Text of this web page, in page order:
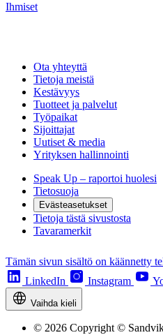
Ihmiset
Ota yhteyttä
Tietoja meistä
Kestävyys
Tuotteet ja palvelut
Työpaikat
Sijoittajat
Uutiset & media
Yrityksen hallinnointi
Speak Up – raportoi huolesi
Tietosuoja
Evästeasetukset
Tietoja tästä sivustosta
Tavaramerkit
Tämän sivun sisältö on käännetty
LinkedIn
Instagram
Vaihda kieli
© 2026 Copyright ©